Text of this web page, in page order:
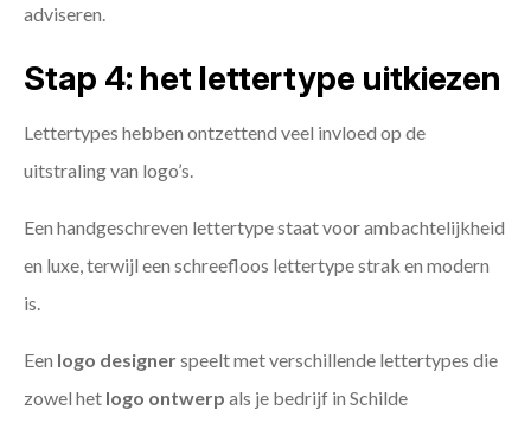
adviseren.
Stap 4: het lettertype uitkiezen
Lettertypes hebben ontzettend veel invloed op de
uitstraling van logo’s.
Een handgeschreven lettertype staat voor ambachtelijkheid
en luxe, terwijl een schreefloos lettertype strak en modern
is.
Een logo designerspeelt met verschillende lettertypes die
zowel het logo ontwerp als je bedrijf in Schilde